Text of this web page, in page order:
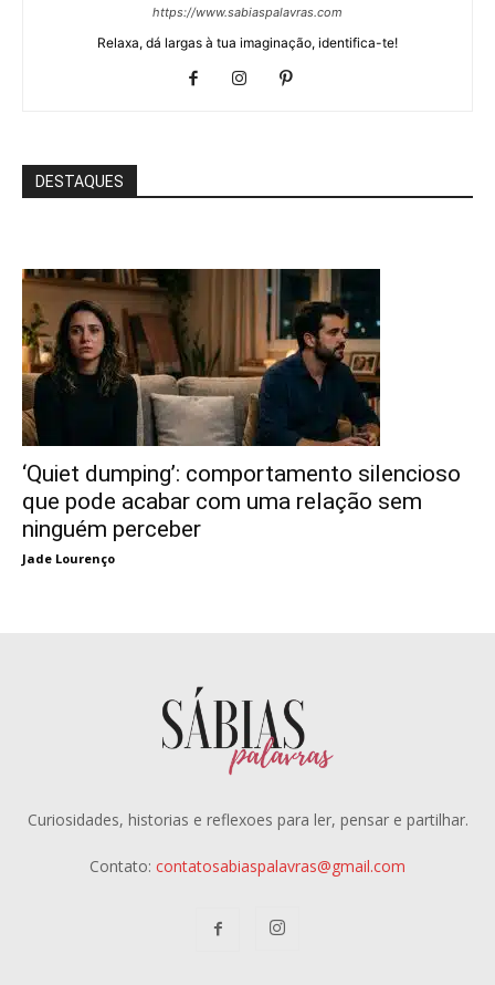
https://www.sabiaspalavras.com
Relaxa, dá largas à tua imaginação, identifica-te!
DESTAQUES
‘Quiet dumping’: comportamento silencioso
que pode acabar com uma relação sem
ninguém perceber
Jade Lourenço
Curiosidades, historias e reflexoes para ler, pensar e partilhar.
Contato: contatosabiaspalavras@gmail.com